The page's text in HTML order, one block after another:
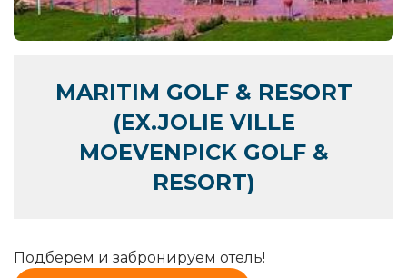
MARITIM GOLF & RESORT
(EX.JOLIE VILLE
MOEVENPICK GOLF &
RESORT)
Подберем и забронируем отель!